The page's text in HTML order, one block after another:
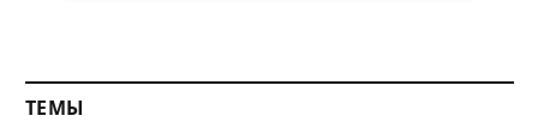
ТЕМЫ